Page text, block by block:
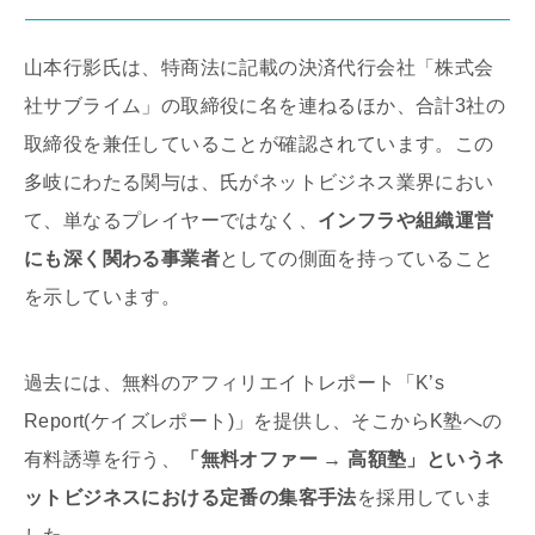
山本行影氏は、特商法に記載の決済代行会社「株式会
社サブライム」の取締役に名を連ねるほか、合計3社の
取締役を兼任していることが確認されています。この
多岐にわたる関与は、氏がネットビジネス業界におい
て、単なるプレイヤーではなく、 インフラや組織運営
にも深く関わる事業者としての側面を持っていること
を示しています。
過去には、無料のアフィリエイトレポート「K’s
Report(ケイズレポート)」を提供し、そこからK塾への
有料誘導を行う、
「無料オファー → 高額塾」というネ
ットビジネスにおける定番の集客手法を採用していま